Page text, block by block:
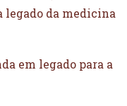
legado da medicina
em legado para a